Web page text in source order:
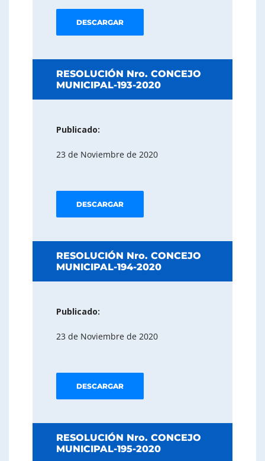
DESCARGAR
RESOLUCIÓN Nro. CONCEJO
MUNICIPAL-193-2020
Publicado:
23 de Noviembre de 2020
DESCARGAR
RESOLUCIÓN Nro. CONCEJO
MUNICIPAL-194-2020
Publicado:
23 de Noviembre de 2020
DESCARGAR
RESOLUCIÓN Nro. CONCEJO
MUNICIPAL-195-2020